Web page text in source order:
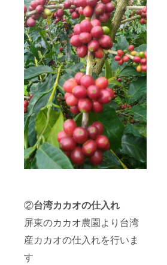
②台湾カカオの仕入れ
屏東のカカオ農園より台湾
産カカオの仕入れを行いま
す